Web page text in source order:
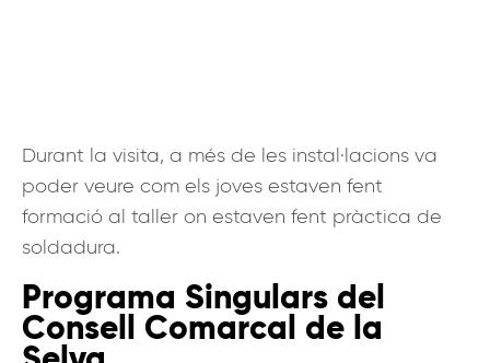
Durant la visita, a més de les instal·lacions va
poder veure com els joves estaven fent
formació al taller on estaven fent pràctica de
soldadura.
Programa Singulars del
Consell Comarcal de la